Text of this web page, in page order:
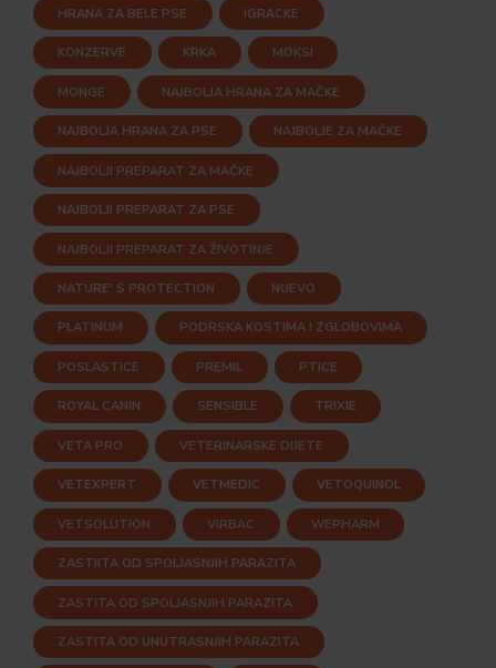
HRANA ZA BELE PSE IGRACKE
KONZERVE KRKA MOKSI
MONGE NAJBOLJA HRANA ZA MAČKE
NAJBOLJA HRANA ZA PSE NAJBOLJE ZA MAČKE
NAJBOLJI PREPARAT ZA MAČKE
NAJBOLJI PREPARAT ZA PSE
NAJBOLJI PREPARAT ZA ŽIVOTINJE
NATURE' S PROTECTION NUEVO
PLATINUM PODRSKA KOSTIMA I ZGLOBOVIMA
POSLASTICE PREMIL PTICE
ROYAL CANIN SENSIBLE TRIXIE
VETA PRO VETERINARSKE DIJETE
VETEXPERT VETMEDIC VETOQUINOL
VETSOLUTION VIRBAC WEPHARM
ZASTIITA OD SPOLJASNJIH PARAZITA
ZASTITA OD SPOLJASNJIH PARAZITA
ZASTITA OD UNUTRASNJIH PARAZITA